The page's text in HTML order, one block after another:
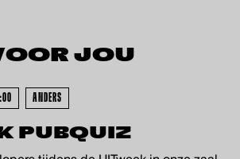
JOU
ANDERS
PUBQUIZ